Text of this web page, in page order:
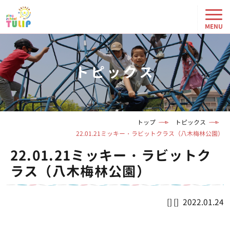
トピックス
トップ
トピックス
22.01.21ミッキー・ラビットクラス（八木梅林公園）
22.01.21ミッキー・ラビットク
ラス（八木梅林公園）
2022.01.24